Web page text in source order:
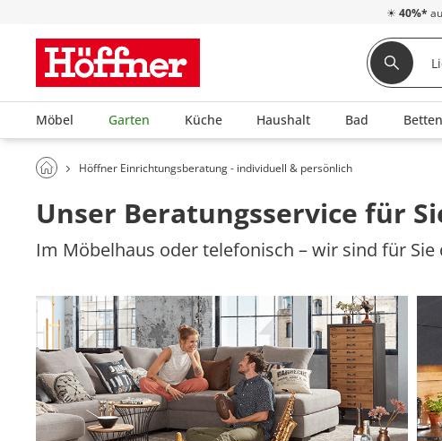
☀ 40%*
Möbel Garten Küche Haushalt Bad
Höffner Einrichtungsberatung - individuell & persönlich
Unser Beratungsservice für
Im Möbelhaus oder telefonisch – wir sind für Sie